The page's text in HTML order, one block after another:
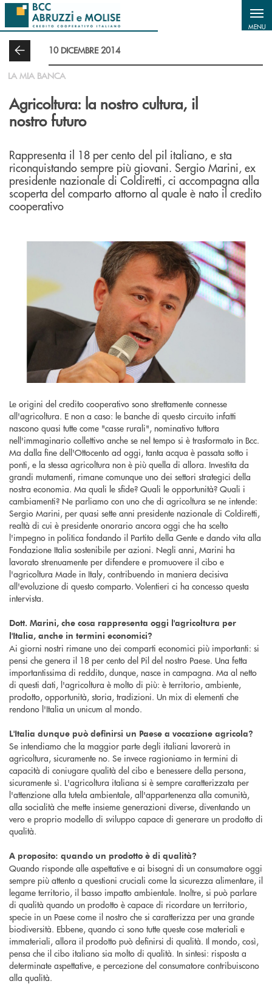
Salta al contenuto principale
MENU
10 DICEMBRE 2014
LA MIA BANCA
Agricoltura: la nostro cultura, il
nostro futuro
Rappresenta il 18 per cento del pil italiano, e sta
riconquistando sempre più giovani. Sergio Marini, ex
presidente nazionale di Coldiretti, ci accompagna alla
scoperta del comparto attorno al quale è nato il credito
cooperativo
Le origini del credito cooperativo sono strettamente connesse
all'agricoltura. E non a caso: le banche di questo circuito infatti
nascono quasi tutte come "casse rurali", nominativo tuttora
nell'immaginario collettivo anche se nel tempo si è trasformato in Bcc.
Ma dalla fine dell'Ottocento ad oggi, tanta acqua è passata sotto i
ponti, e la stessa agricoltura non è più quella di allora. Investita da
grandi mutamenti, rimane comunque uno dei settori strategici della
nostra economia. Ma quali le sfide? Quali le opportunità? Quali i
cambiamenti? Ne parliamo con uno che di agricoltura se ne intende:
Sergio Marini, per quasi sette anni presidente nazionale di Coldiretti,
realtà di cui è presidente onorario ancora oggi che ha scelto
l'impegno in politica fondando il Partito della Gente e dando vita alla
Fondazione Italia sostenibile per azioni. Negli anni, Marini ha
lavorato strenuamente per difendere e promuovere il cibo e
l'agricoltura Made in Italy, contribuendo in maniera decisiva
all'evoluzione di questo comparto. Volentieri ci ha concesso questa
intervista.
Dott. Marini, che cosa rappresenta oggi l'agricoltura per
l'Italia, anche in termini economici?
Ai giorni nostri rimane uno dei comparti economici più importanti: si
pensi che genera il 18 per cento del Pil del nostro Paese. Una fetta
importantissima di reddito, dunque, nasce in campagna. Ma al netto
di questi dati, l'agricoltura è molto di più: è territorio, ambiente,
prodotto, opportunità, storia, tradizioni. Un mix di elementi che
rendono l'Italia un unicum al mondo.
L'Italia dunque può definirsi un Paese a vocazione agricola?
Se intendiamo che la maggior parte degli italiani lavorerà in
agricoltura, sicuramente no. Se invece ragioniamo in termini di
capacità di coniugare qualità del cibo e benessere della persona,
sicuramente sì. L'agricoltura italiana si è sempre caratterizzata per
l'attenzione alla tutela ambientale, all'appartenenza alla comunità,
alla socialità che mette insieme generazioni diverse, diventando un
vero e proprio modello di sviluppo capace di generare un prodotto di
qualità.
A proposito: quando un prodotto è di qualità?
Quando risponde alle aspettative e ai bisogni di un consumatore oggi
sempre più attento a questioni cruciali come la sicurezza alimentare, il
legame territorio, il basso impatto ambientale. Inoltre, si può parlare
di qualità quando un prodotto è capace di ricordare un territorio,
specie in un Paese come il nostro che si caratterizza per una grande
biodiversità. Ebbene, quando ci sono tutte queste cose materiali e
immateriali, allora il prodotto può definirsi di qualità. Il mondo, così,
pensa che il cibo italiano sia molto di qualità. In sintesi: risposta a
determinate aspettative, e percezione del consumatore contribuiscono
alla qualità.